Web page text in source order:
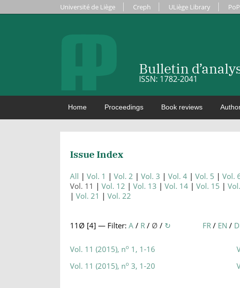
Université de Liège Creph ULiège Library
Bulletin
ISSN: 1782-2041
Home Proceedings Book reviews
Issue Index
All Vol. 1 Vol. 2 Vol. 3 Vol. 4 Vol. 5 Vol.
Vol. 11
Vol. 12 Vol. 13 Vol. 14 Vol. 15
Vol. 21
Vol. 22
11Ø [4] — Filter: A / R / Ø / ↻ FR / EN /
Vol. 11 (2015), no 1, 1-16
Vol. 11 (2015), no 3, 1-20